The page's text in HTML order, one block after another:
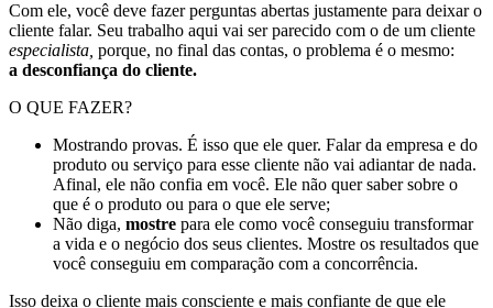
Com ele, você deve fazer perguntas abertas justamente para deixar o
cliente falar. Seu trabalho aqui vai ser parecido com o de um cliente
especialista, porque, no final das contas, o problema é o mesmo:
a desconfiança do cliente.
O QUE FAZER?
Mostrando provas. É isso que ele quer. Falar da empresa e do
produto ou serviço para esse cliente não vai adiantar de nada.
Afinal, ele não confia em você. Ele não quer saber sobre o
que é o produto ou para o que ele serve;
Não diga, mostre para ele como você conseguiu transformar
a vida e o negócio dos seus clientes. Mostre os resultados que
você conseguiu em comparação com a concorrência.
Isso deixa o cliente mais consciente e mais confiante de que ele